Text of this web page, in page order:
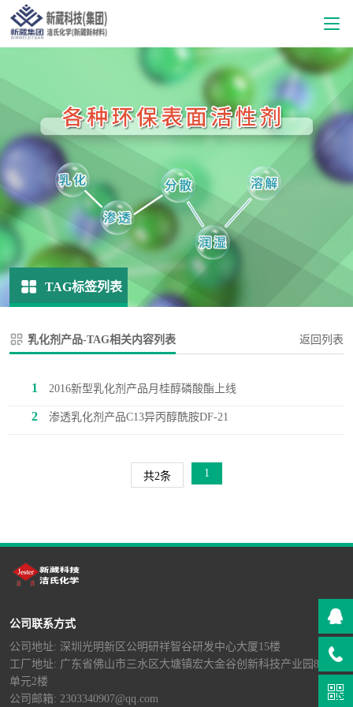
TAG标签列表
乳化剂产品-TAG相关内容列表 返回列表
1 2016新型乳化剂产品月桂醇磷酸酯上线
2 渗透乳化剂产品C13异丙醇酰胺DF-21
共2条 1
公司联系方式
公司地址: 深圳光明新区公明研祥智谷研发中心大厦15楼
工厂地址: 广东省佛山市三水区大塘镇宏大金谷创新科技产业园8栋B
单元2楼
公司邮箱: 2303340907@qq.com